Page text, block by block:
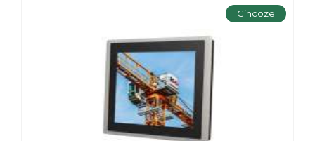
Cincoze